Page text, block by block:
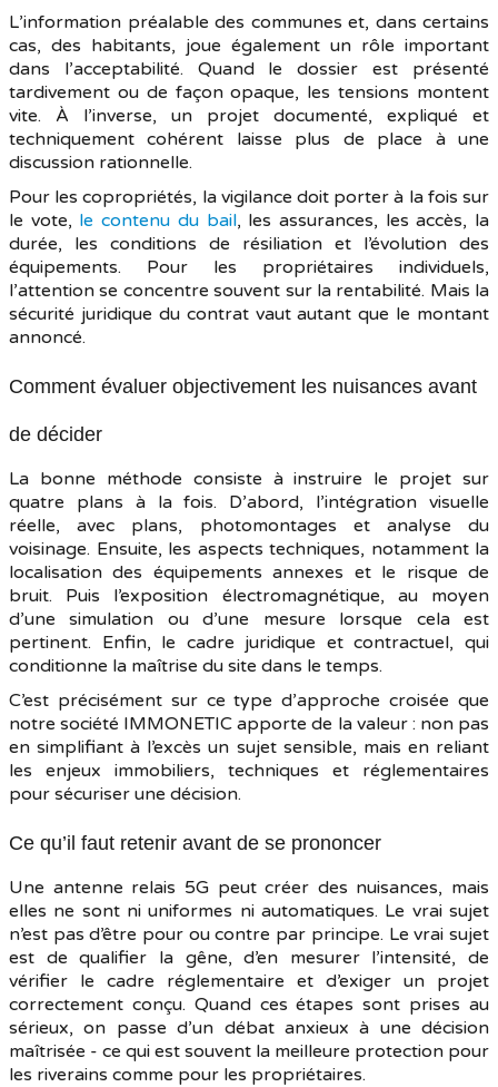
L’information préalable des communes et, dans certains
cas, des habitants, joue également un rôle important
dans l’acceptabilité. Quand le dossier est présenté
tardivement ou de façon opaque, les tensions montent
vite. À l’inverse, un projet documenté, expliqué et
techniquement cohérent laisse plus de place à une
discussion rationnelle.
Pour les copropriétés, la vigilance doit porter à la fois sur
le vote, le contenu du bail, les assurances, les accès, la
durée, les conditions de résiliation et l’évolution des
équipements. Pour les propriétaires individuels,
l’attention se concentre souvent sur la rentabilité. Mais la
sécurité juridique du contrat vaut autant que le montant
annoncé.
Comment évaluer objectivement les nuisances avant
de décider
La bonne méthode consiste à instruire le projet sur
quatre plans à la fois. D’abord, l’intégration visuelle
réelle, avec plans, photomontages et analyse du
voisinage. Ensuite, les aspects techniques, notamment la
localisation des équipements annexes et le risque de
bruit. Puis l’exposition électromagnétique, au moyen
d’une simulation ou d’une mesure lorsque cela est
pertinent. Enfin, le cadre juridique et contractuel, qui
conditionne la maîtrise du site dans le temps.
C’est précisément sur ce type d’approche croisée que
notre société IMMONETIC apporte de la valeur : non pas
en simplifiant à l’excès un sujet sensible, mais en reliant
les enjeux immobiliers, techniques et réglementaires
pour sécuriser une décision.
Ce qu’il faut retenir avant de se prononcer
Une antenne relais 5G peut créer des nuisances, mais
elles ne sont ni uniformes ni automatiques. Le vrai sujet
n’est pas d’être pour ou contre par principe. Le vrai sujet
est de qualifier la gêne, d’en mesurer l’intensité, de
vérifier le cadre réglementaire et d’exiger un projet
correctement conçu. Quand ces étapes sont prises au
sérieux, on passe d’un débat anxieux à une décision
maîtrisée - ce qui est souvent la meilleure protection pour
les riverains comme pour les propriétaires.